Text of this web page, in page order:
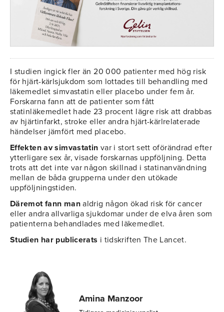
I studien ingick fler än 20 000 patienter med hög risk
för hjärt-kärlsjukdom som lottades till behandling med
läkemedlet simvastatin eller placebo under fem år.
Forskarna fann att de patienter som fått
statinläkemedlet hade 23 procent lägre risk att drabbas
av hjärtinfarkt, stroke eller andra hjärt-kärlrelaterade
händelser jämfört med placebo.
Effekten av simvastatin var i stort sett oförändrad efter
ytterligare sex år, visade forskarnas uppföljning. Detta
trots att det inte var någon skillnad i statinanvändning
mellan de båda grupperna under den utökade
uppföljningstiden.
Däremot fann manaldrig någon ökad risk för cancer
eller andra allvarliga sjukdomar under de elva åren som
patienterna behandlades med läkemedlet.
Studien har publicerats i tidskriften The Lancet.
Amina Manzoor